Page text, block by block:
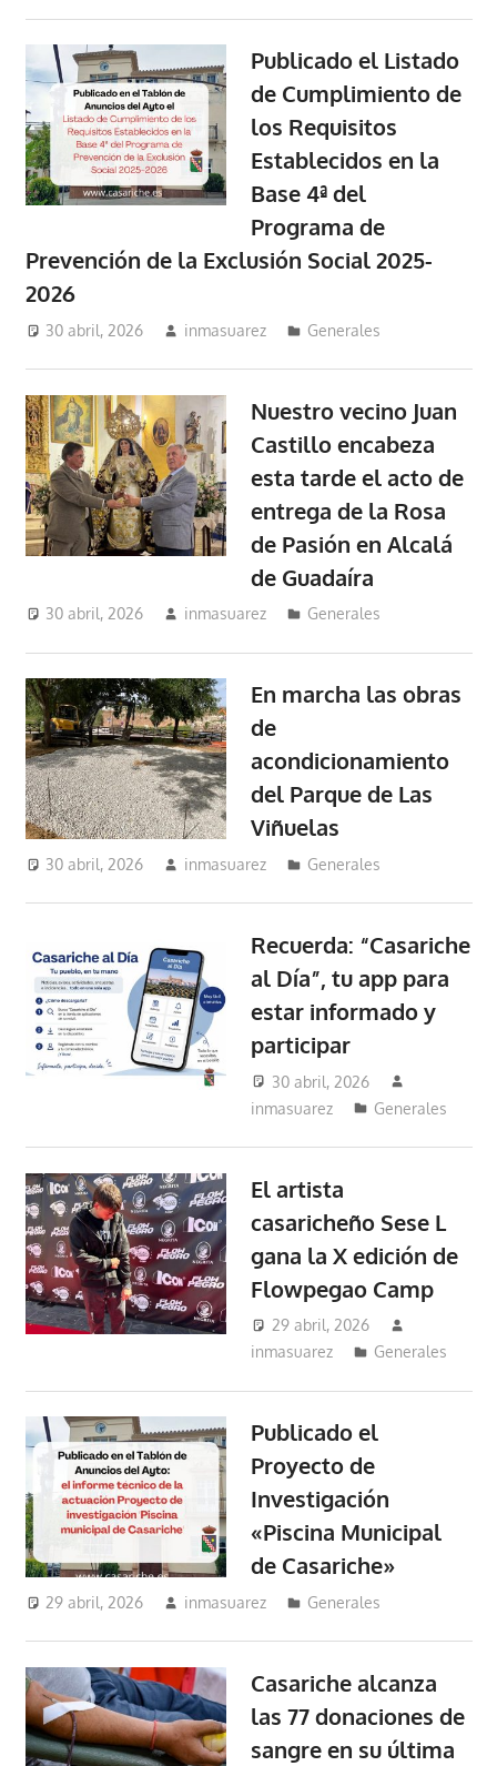
Publicado el Listado
de Cumplimiento de
los Requisitos
Establecidos en la
Base 4ª del
Programa de
Prevención de la Exclusión Social 2025-
2026
30 abril, 2026 inmasuarez Generales
Nuestro vecino Juan
Castillo encabeza
esta tarde el acto de
entrega de la Rosa
de Pasión en Alcalá
de Guadaíra
30 abril, 2026 inmasuarez Generales
En marcha las obras
de
acondicionamiento
del Parque de Las
Viñuelas
30 abril, 2026 inmasuarez Generales
Recuerda: “Casariche
al Día”, tu app para
estar informado y
participar
30 abril, 2026
inmasuarez
Generales
El artista
casaricheño Sese L
gana la X edición de
Flowpegao Camp
29 abril, 2026
inmasuarez
Generales
Publicado el
Proyecto de
Investigación
«Piscina Municipal
de Casariche»
29 abril, 2026 inmasuarez Generales
Casariche alcanza
las 77 donaciones de
sangre en su última